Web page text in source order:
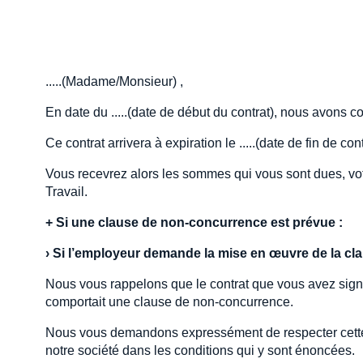
.....(Madame/Monsieur) ,
En date du .....(date de début du contrat), nous avons
Ce contrat arrivera à expiration le .....(date de fin de
Vous recevrez alors les sommes qui vous sont dues,
Travail.
+ Si une clause de non-concurrence est prévue :
› Si l’employeur demande la mise en œuvre de la
Nous vous rappelons que le contrat que vous avez
comportait une clause de non-concurrence.
Nous vous demandons expressément de respecter
notre société dans les conditions qui y sont énoncées.